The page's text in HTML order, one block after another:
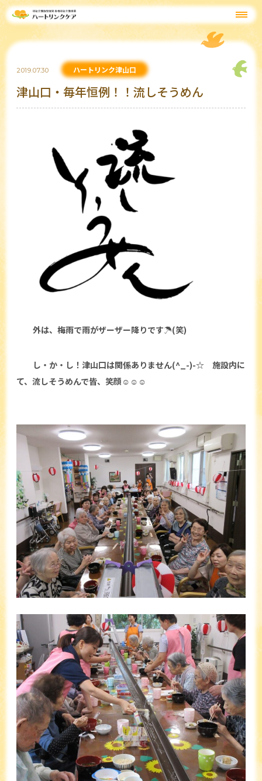
2019.07.30 ハートリンク津山口
津山口・毎年恒例！！流しそうめん
外は、梅雨で雨がザーザー降りです☂(笑)
し・か・し！津山口は関係ありません(^_-)-☆ 施設内に
て、流しそうめんで皆、笑顔☺☺☺